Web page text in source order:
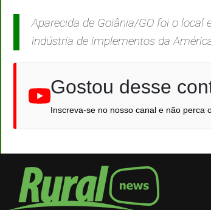
Aparecida de Goiânia/GO foi o
indústria de implementos da
Gostou desse
Inscreva-se no nosso canal e não perca